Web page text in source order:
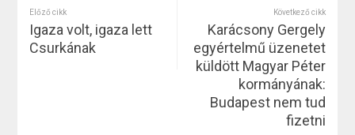
Előző cikk
Igaza volt, igaza lett
Csurkának
Következő cikk
Karácsony Gergely
egyértelmű üzenetet
küldött Magyar Péter
kormányának:
Budapest nem tud
fizetni